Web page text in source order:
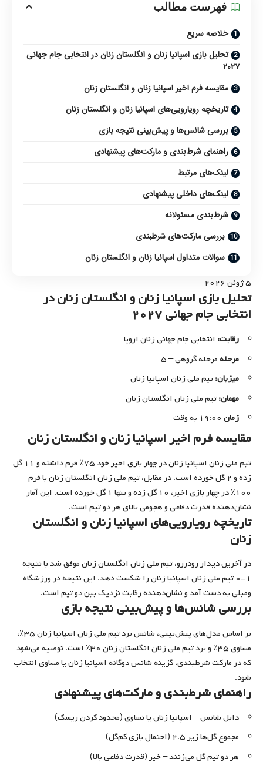
فهرست مطالب
خلاصه سریع
تحلیل بازی اسپانیا زنان و انگلستان زنان در انتخابی جام جهانی
۲۰۲۷
مقایسه فرم اخیر اسپانیا زنان و انگلستان زنان
تاریخچه رویارویی‌های اسپانیا زنان و انگلستان زنان
بررسی شانس‌ها و پیش‌بینی نتیجه بازی
راهنمای شرط‌بندی و مارکت‌های پیشنهادی
لینک‌های مرتبط
لینک‌های داخلی پیشنهادی
شرط‌بندی مسئولانه
بررسی مارکت‌های شرطبندی
سوالات متداول اسپانیا زنان و انگلستان زنان
۵ ژوئن ۲۰۲۶
تحلیل بازی اسپانیا زنان و انگلستان زنان در
انتخابی جام جهانی ۲۰۲۷
رقابت: انتخابی جام جهانی زنان اروپا
مرحلهمرحله گروهی – ۵
میزبان:تیم ملی زنان اسپانیا زنان
مهمان:تیم ملی زنان انگلستان زنان
زمان
مقایسه فرم اخیر اسپانیا زنان و انگلستان زنان
تیم ملی زنان اسپانیا زنان در چهار بازی اخیر خود ۷۵٪ فرم داشته و ۱۱ گل
زده و ۲ گل خورده است. در مقابل، تیم ملی زنان انگلستان زنان با فرم
۱۰۰٪ در چهار بازی اخیر، ۱۰ گل زده و تنها ۱ گل خورده است. این آمار
نشان‌دهنده قدرت دفاعی و هجومی بالای هر دو تیم است.
تاریخچه رویارویی‌های اسپانیا زنان و انگلستان
زنان
در آخرین دیدار رودررو، تیم ملی زنان انگلستان زنان موفق شد با نتیجه
۱-۰ تیم ملی زنان اسپانیا زنان را شکست دهد. این نتیجه در ورزشگاه
ومبلی به دست آمد و نشان‌دهنده رقابت نزدیک بین دو تیم است.
بررسی شانس‌ها و پیش‌بینی نتیجه بازی
بر اساس مدل‌های پیش‌بینی، شانس برد تیم ملی زنان اسپانیا زنان ۳۵٪،
مساوی ۳۵٪ و برد تیم ملی زنان انگلستان زنان ۳۰٪ است. توصیه می‌شود
که در مارکت شرطبندی، گزینه شانس دوگانه اسپانیا زنان یا مساوی انتخاب
شود.
راهنمای شرط‌بندی و مارکت‌های پیشنهادی
دابل شانس – اسپانیا زنان یا تساوی (محدود کردن ریسک)
مجموع گل‌ها زیر ۲.۵ (احتمال بازی کم‌گل)
هر دو تیم گل می‌زنند – خیر (قدرت دفاعی بالا)